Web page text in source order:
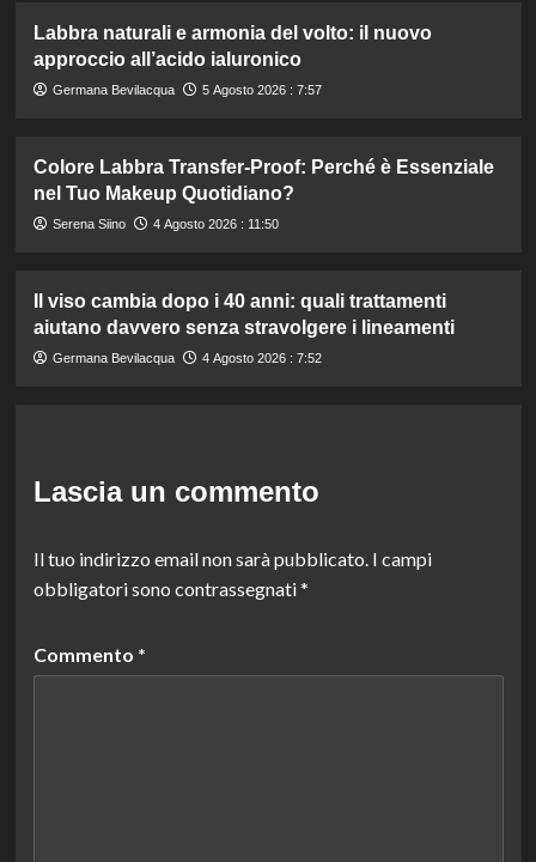
Labbra naturali e armonia del volto: il nuovo
approccio all’acido ialuronico
Germana Bevilacqua 5 Agosto 2026 : 7:57
Colore Labbra Transfer-Proof: Perché è Essenziale
nel Tuo Makeup Quotidiano?
Serena Siino 4 Agosto 2026 : 11:50
Il viso cambia dopo i 40 anni: quali trattamenti
aiutano davvero senza stravolgere i lineamenti
Germana Bevilacqua 4 Agosto 2026 : 7:52
Lascia un commento
Il tuo indirizzo email non sarà pubblicato. I campi
obbligatori sono contrassegnati*
Commento *